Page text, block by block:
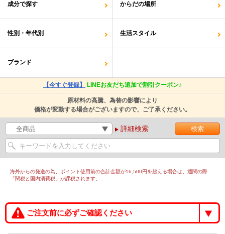
成分で探す からだの場所
性別・年代別 生活スタイル
ブランド
【今すぐ登録】 LINEお友だち追加で割引クーポン♪
原材料の高騰、為替の影響により
価格が変動する場合がございますので、ご了承ください。
詳細検索
海外からの発送の為、ポイント使用前の合計金額が16,500円を超える場合は、通関の際
「関税と国内消費税」が課税されます。
ご注文前に必ずご確認ください